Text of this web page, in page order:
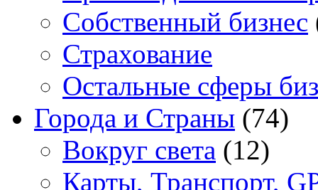
Собственный бизнес
Страхование
Остальные сферы
Города и Страны (74)
Вокруг света (12)
Карты, Транспорт,